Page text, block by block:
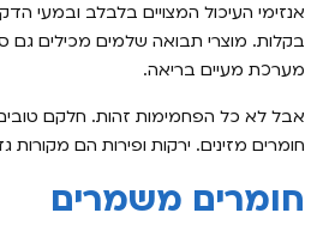
אנזימי העיכול המצויים בלבלב ובמעי
בקלות. מוצרי תבואה שלמים מכילים גם
מערכת מעיים בריאה.
אבל לא כל הפחמימות זהות. חלקם
חומרים מזינים. ירקות ופירות הם מקורות
חומרים משמרים